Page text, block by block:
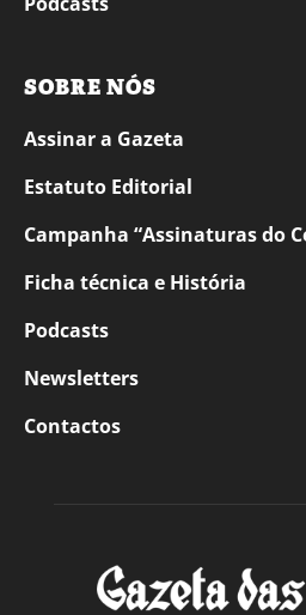
SOBRE NÓS
Assinar a Gazeta
Estatuto Editorial
Campanha “Assinaturas do
Ficha técnica e História
Podcasts
Newsletters
Contactos